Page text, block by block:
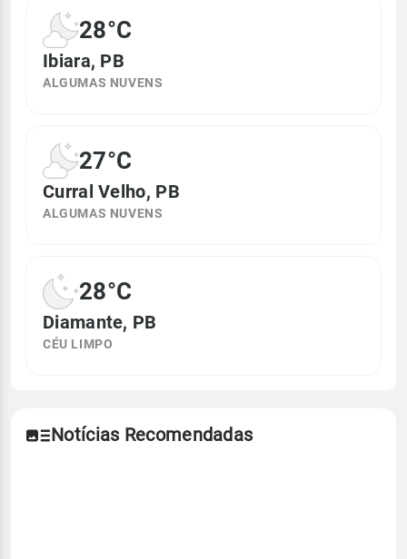
28°C
Ibiara, PB
ALGUMAS NUVENS
27°C
Curral Velho, PB
ALGUMAS NUVENS
28°C
Diamante, PB
CÉU LIMPO
Notícias Recomendadas